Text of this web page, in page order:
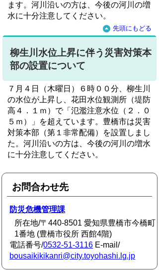
ます。河川沿いの方は、今後の河川の増
水に十分注意してください。
先頭にもどる
柳生川水位上昇に伴う災害対策本
部の設置について
７月４日（木曜日）６時００分、柳生川
の水位が上昇し、花田水位観測所（堤防
高４．１ｍ）で「氾濫注意水位（２．０
５ｍ）」を超えています。豊橋市は災害
対策本部（第１非常配備）を設置しまし
た。河川沿いの方は、今後の河川の増水
に十分注意してください。
お問合わせ先
防災危機管理課
所在地/〒440-8501 愛知県豊橋市今橋町
1番地 (豊橋市役所 西館4階)
電話番号/0532-51-3116 E-mail/
bousaikikikanri@city.toyohashi.lg.jp